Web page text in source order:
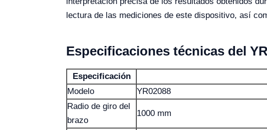
lectura de las mediciones de este dispositivo, así
Especificaciones técnicas del
Especificación
Modelo
YR02088
Radio de giro del
brazo
1000 mm